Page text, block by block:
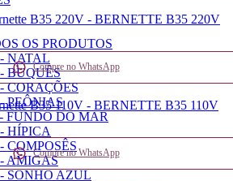
OS PRODUTOS
NATAL
BUQUÊS
CORAÇÕES
PEÔNIAS
FUNDO DO MAR
HÍPICA
COMPOSÊS
AMIGAS
SONHO AZUL
B35 220V - BERNETTE B35 220V
Compre no WhatsApp
B35 110V - BERNETTE B35 110V
Compre no WhatsApp